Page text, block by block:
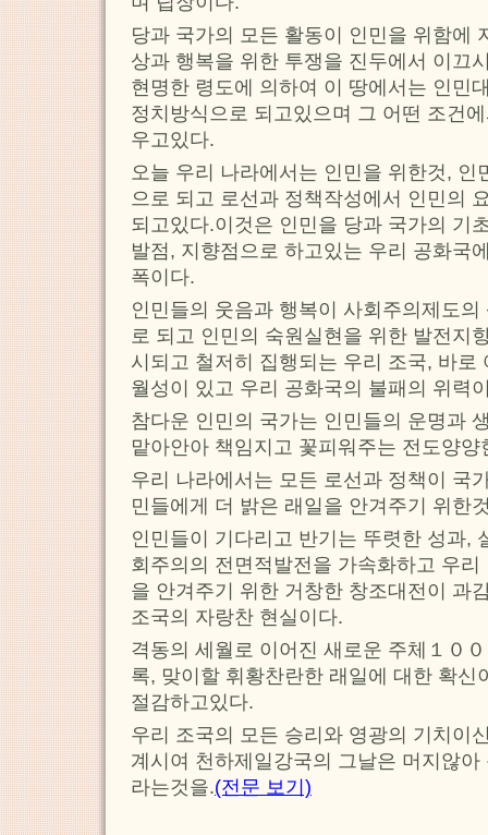
당과 국가의 모든 활동이 인민을 위함에
상과 행복을 위한 투쟁을 진두에서 이끄
현명한 령도에 의하여 이 땅에서는 인민
정치방식으로 되고있으며 그 어떤 조건
우고있다.
오늘 우리 나라에서는 인민을 위한것, 인
으로 되고 로선과 정책작성에서 인민의
되고있다.이것은 인민을 당과 국가의 기
발점, 지향점으로 하고있는 우리 공화국
폭이다.
인민들의 웃음과 행복이 사회주의제도
로 되고 인민의 숙원실현을 위한 발전지
시되고 철저히 집행되는 우리 조국, 바로
월성이 있고 우리 공화국의 불패의 위력
참다운 인민의 국가는 인민들의 운명과
맡아안아 책임지고 꽃피워주는 전도양양
우리 나라에서는 모든 로선과 정책이 국
민들에게 더 밝은 래일을 안겨주기 위한
인민들이 기다리고 반기는 뚜렷한 성과,
회주의의 전면적발전을 가속화하고 우
을 안겨주기 위한 거창한 창조대전이 과
조국의 자랑찬 현실이다.
격동의 세월로 이어진 새로운 주체１０
록, 맞이할 휘황찬란한 래일에 대한 확신
절감하고있다.
우리 조국의 모든 승리와 영광의 기치이
계시여 천하제일강국의 그날은 머지않
라는것을.(전문 보기)